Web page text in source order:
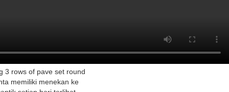
3 rows of pave set round
memiliki menekan ke